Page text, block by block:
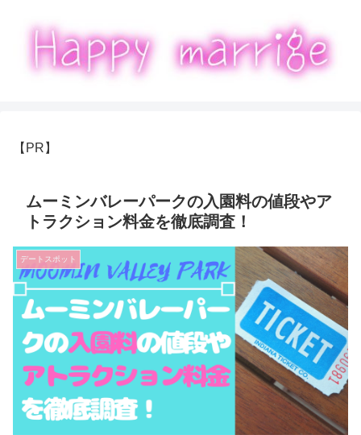
【PR】
ムーミンバレーパークの入園料の値段やア
トラクション料金を徹底調査！
デートスポット